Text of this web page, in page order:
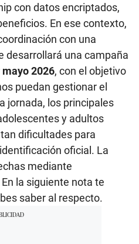
con datos encriptados,
En ese contexto,
con una
desarrollará una campaña
mayo 2026, con el objetivo
puedan gestionar el
jornada, los principales
y adultos
dificultades para
oficial. La
mediante
la siguiente nota te
saber al respecto.